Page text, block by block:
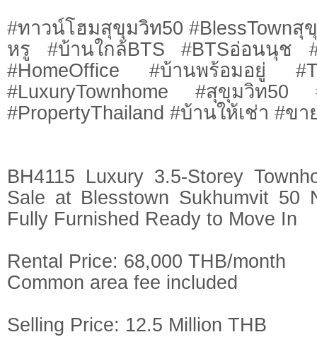
#ทาวน์โฮมสุขุมวิท50 #BlessTownสุ
หรู #บ้านใกล้BTS #BTSอ่อนนุช
#HomeOffice #บ้านพร้อมอยู่
#LuxuryTownhome #สุขุมวิท50
#PropertyThailand #บ้านให้เช่า #ข
BH4115 Luxury 3.5-Storey
Sale at Blesstown Sukhumvit 50
Fully Furnished Ready to Move In
Rental Price: 68,000 THB/month
Common area fee included
Selling Price: 12.5 Million THB